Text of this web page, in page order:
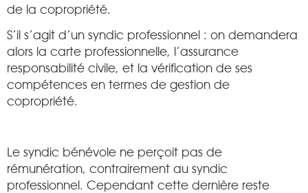
de la copropriété.
S’il s’agit d’un syndic professionnel : on demandera
alors la carte professionnelle, l’assurance
responsabilité civile, et la vérification de ses
compétences en termes de gestion de
copropriété.
Le syndic bénévole ne perçoit pas de
rémunération, contrairement au syndic
professionnel. Cependant cette dernière reste